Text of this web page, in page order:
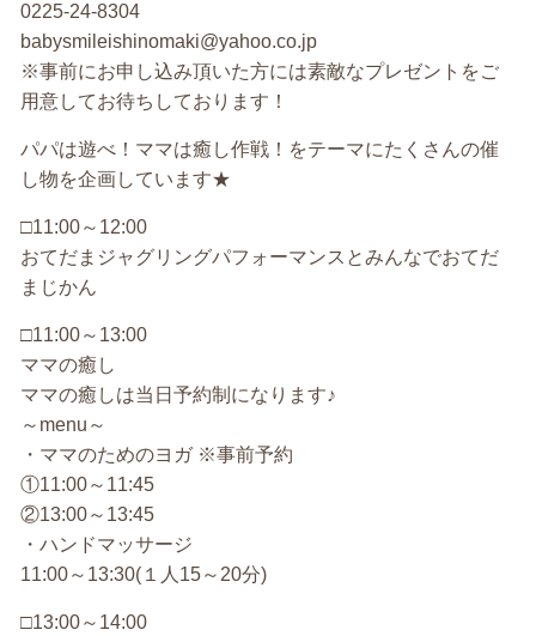
0225-24-8304
babysmileishinomaki@yahoo.co.jp
※事前にお申し込み頂いた方には素敵なプレゼントをご
用意してお待ちしております！
パパは遊べ！ママは癒し作戦！をテーマにたくさんの催
し物を企画しています★
□11:00～12:00
おてだまジャグリングパフォーマンスとみんなでおてだ
まじかん
□11:00～13:00
ママの癒し
ママの癒しは当日予約制になります♪
～menu～
・ママのためのヨガ ※事前予約
①11:00～11:45
②13:00～13:45
・ハンドマッサージ
11:00～13:30(１人15～20分)
□13:00～14:00